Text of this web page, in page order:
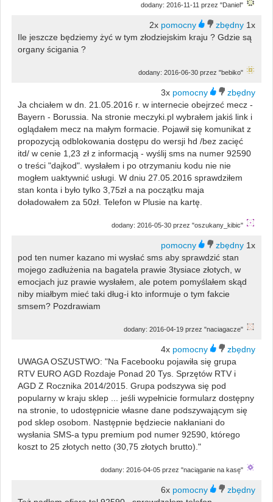
dodany: 2016-11-11 przez "Daniel"
2x
1x
Ile jeszcze będziemy żyć w tym złodziejskim kraju ? Gdzie są
organy ścigania ?
dodany: 2016-06-30 przez "bebiko"
3x
Ja chciałem w dn. 21.05.2016 r. w internecie obejrzeć mecz -
Bayern - Borussia. Na stronie meczyki.pl wybrałem jakiś link i
oglądałem mecz na małym formacie. Pojawił się komunikat z
propozycją odblokowania dostępu do wersji hd /bez zacięć
itd/ w cenie 1,23 zł z informacją - wyślij sms na numer 92590
o treści "dajkod". wysłałem i po otrzymaniu kodu nie nie
mogłem uaktywnić usługi. W dniu 27.05.2016 sprawdziłem
stan konta i było tylko 3,75zł a na początku maja
doładowałem za 50zł. Telefon w Plusie na kartę.
dodany: 2016-05-30 przez "oszukany_kibic"
1x
pod ten numer kazano mi wysłać sms aby sprawdzić stan
mojego zadłużenia na bagatela prawie 3tysiace złotych, w
emocjach juz prawie wysłałem, ale potem pomyślałem skąd
niby miałbym mieć taki dług-i kto informuje o tym fakcie
smsem? Pozdrawiam
dodany: 2016-04-19 przez "naciagacze"
4x
UWAGA OSZUSTWO: "Na Facebooku pojawiła się grupa
RTV EURO AGD Rozdaje Ponad 20 Tys. Sprzętów RTV i
AGD Z Rocznika 2014/2015. Grupa podszywa się pod
popularny w kraju sklep ... jeśli wypełnicie formularz dostępny
na stronie, to udostępnicie własne dane podszywającym się
pod sklep osobom. Następnie będziecie nakłaniani do
wysłania SMS-a typu premium pod numer 92590, którego
koszt to 25 złotych netto (30,75 złotych brutto)."
dodany: 2016-04-05 przez "naciąganie na kasę"
6x